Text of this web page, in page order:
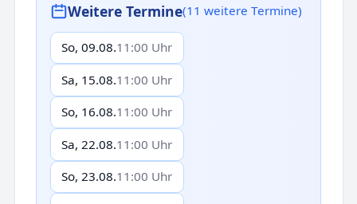
Weitere Termine(11 weitere Termine)
So, 09.08.11:00 Uhr
Sa, 15.08.11:00 Uhr
So, 16.08.11:00 Uhr
Sa, 22.08.11:00 Uhr
So, 23.08.11:00 Uhr